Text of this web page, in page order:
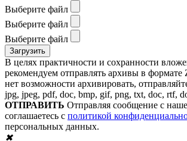
Выберите файл
Выберите файл
Выберите файл
В целях практичности и сохранности
рекомендуем отправлять архивы в
нет возможности архивировать,
jpg, jpeg, pdf, doc, bmp, gif, png, txt, doc, rtf,
ОТПРАВИТЬ Отправляя сообщение с
соглашаетесь с политикой
персональных данных.
✖